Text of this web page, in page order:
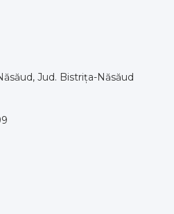
Jud. Bistrița-Năsăud